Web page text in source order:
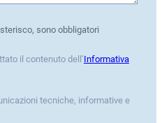
sono obbligatori
il contenuto dell’Informativa
tecniche, informative e